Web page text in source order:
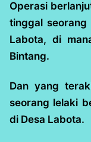
Operasi
tinggal seorang
Labota, di
Bintang.
Dan yang
seorang lelaki
di Desa Labota.